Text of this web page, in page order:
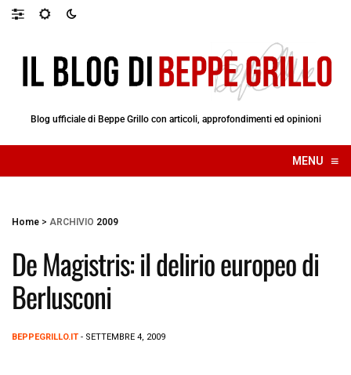
Blog ufficiale di Beppe Grillo con articoli, approfondimenti ed opinioni
MENU ≡
☰
Home > ARCHIVIO 2009
De Magistris: il delirio europeo di
Berlusconi
BEPPEGRILLO.IT - SETTEMBRE 4, 2009